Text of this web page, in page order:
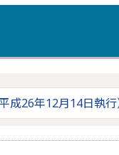
成26年12月14日執行